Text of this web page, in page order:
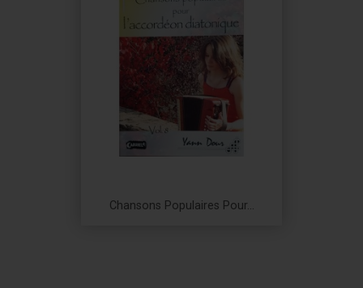
Chansons Populaires Pour...